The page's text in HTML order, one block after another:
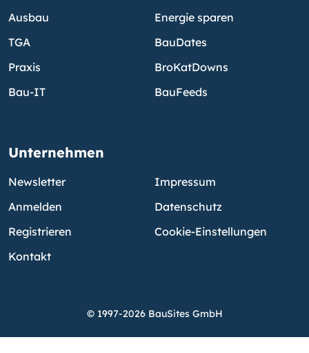
Ausbau
TGA
Praxis
Bau-IT
Energie sparen
BauDates
BroKatDowns
BauFeeds
Unternehmen
Newsletter
Anmelden
Registrieren
Kontakt
Impressum
Datenschutz
Cookie-Einstellungen
© 1997-2026 BauSites GmbH